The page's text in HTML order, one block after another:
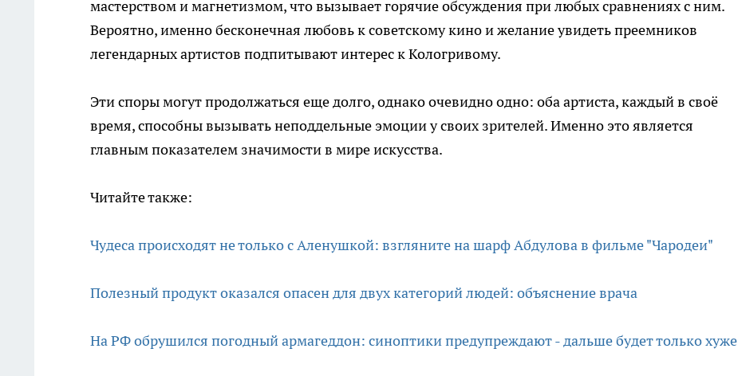
мастерством и магнетизмом, что вызывает горячие обсуждения при любых сравнениях с ним.
Вероятно, именно бесконечная любовь к советскому кино и желание увидеть преемников
легендарных артистов подпитывают интерес к Кологривому.
Эти споры могут продолжаться еще долго, однако очевидно одно: оба артиста, каждый в своё
время, способны вызывать неподдельные эмоции у своих зрителей. Именно это является
главным показателем значимости в мире искусства.
Читайте также:
Чудеса происходят не только с Аленушкой: взгляните на шарф Абдулова в фильме "Чародеи"
Полезный продукт оказался опасен для двух категорий людей: объяснение врача
На РФ обрушился погодный армагеддон: синоптики предупреждают - дальше будет только хуже